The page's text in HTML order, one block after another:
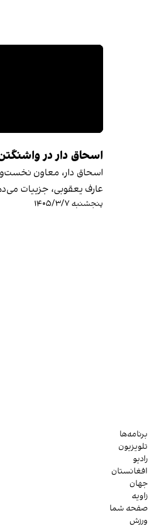
اسحاق دار در واشنگتن
اسحاق دار، معاون
عارف یعقوبی، جزییات
پنجشنبه ۱۴۰۵/۳/۷
برنامه‌ها
تلویزیون
رادیو
افغانستان
جهان
زاویه
صفحه شما
ورزش